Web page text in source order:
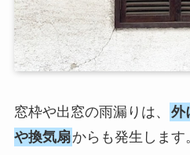
窓枠や出窓の雨漏りは、
外
や換気扇からも発生します